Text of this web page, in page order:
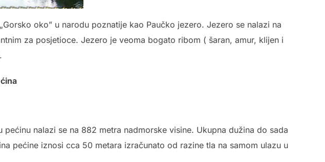
oko” u narodu poznatije kao Paučko jezero. Jezero se nalazi na
za posjetioce. Jezero je veoma bogato ribom ( šaran, amur, klijen i
nalazi se na 882 metra nadmorske visine. Ukupna dužina do sada
pećine iznosi cca 50 metara izračunato od razine tla na samom ulazu u